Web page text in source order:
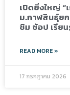
เปิดยิ่งใหญ่ “
ม.กาฬสินธุ์ย
ชิม ช้อป เรีย
READ MORE »
17 กรกฎาคม 2026